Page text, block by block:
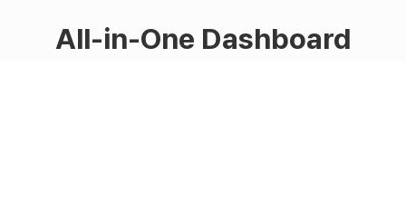
All-in-One Dashboard